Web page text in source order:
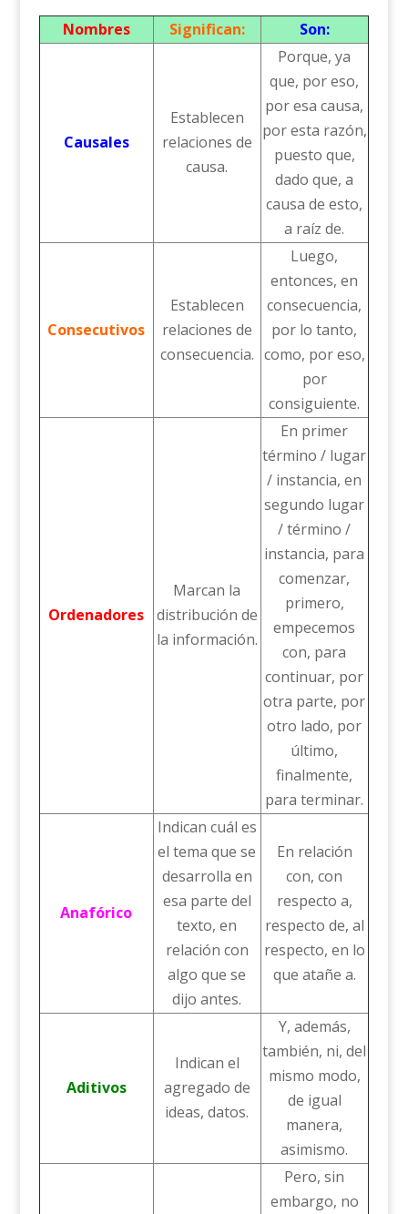
Nombres Significan: Son:
Causales
Establecen
relaciones de
causa.
Porque, ya
que, por eso,
por esa causa,
por esta razón,
puesto que,
dado que, a
causa de esto,
a raíz de.
Consecutivos
Establecen
relaciones de
consecuencia.
Luego,
entonces, en
consecuencia,
por lo tanto,
como, por eso,
por
consiguiente.
Ordenadores
Marcan la
distribución de
la información.
En primer
término / lugar
/ instancia, en
segundo lugar
/ término /
instancia, para
comenzar,
primero,
empecemos
con, para
continuar, por
otra parte, por
otro lado, por
último,
finalmente,
para terminar.
Anafórico
Indican cuál es
el tema que se
desarrolla en
esa parte del
texto, en
relación con
algo que se
dijo antes.
En relación
con, con
respecto a,
respecto de, al
respecto, en lo
que atañe a.
Aditivos
Indican el
agregado de
ideas, datos.
Y, además,
también, ni, del
mismo modo,
de igual
manera,
asimismo.
Pero, sin
embargo, no